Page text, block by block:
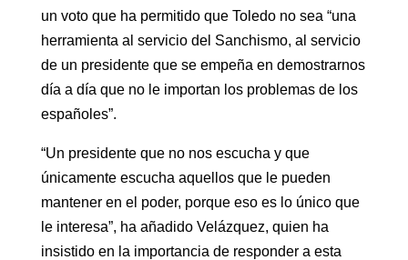
un voto que ha permitido que Toledo no sea “una
herramienta al servicio del Sanchismo, al servicio
de un presidente que se empeña en demostrarnos
día a día que no le importan los problemas de los
españoles”.
“Un presidente que no nos escucha y que
únicamente escucha aquellos que le pueden
mantener en el poder, porque eso es lo único que
le interesa”, ha añadido Velázquez, quien ha
insistido en la importancia de responder a esta